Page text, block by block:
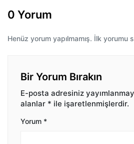
0 Yorum
Henüz yorum yapılmamış. İlk yorumu
Bir Yorum Bırakın
E-posta adresiniz
alanlar * ile işaretlenmişlerdir.
Yorum *